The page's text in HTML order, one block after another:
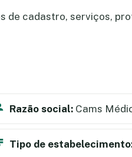
de cadastro, serviços,
Razão social: Cams
Tipo de